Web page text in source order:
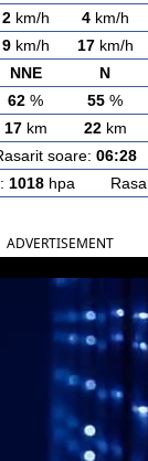
2km/h 4km/h
9km/h 17km/h
NNE N
62 % 55 %
17km 22km
soare: 06:28
1018hpa
ADVERTISEMENT